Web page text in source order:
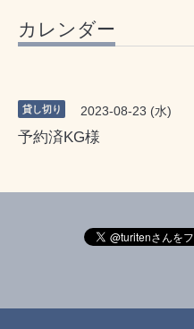
カレンダー
貸し切り 2023-08-23 (水)
予約済KG様